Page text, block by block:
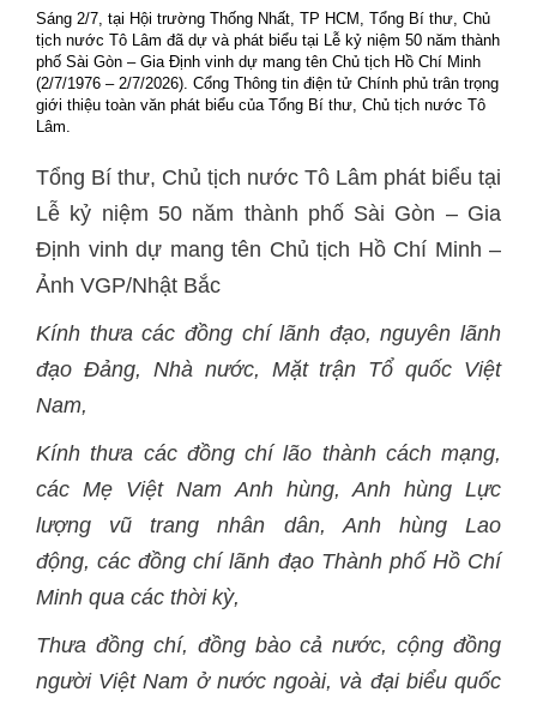
Sáng 2/7, tại Hội trường Thống Nhất, TP HCM, Tổng Bí thư, Chủ
tịch nước Tô Lâm đã dự và phát biểu tại Lễ kỷ niệm 50 năm thành
phố Sài Gòn – Gia Định vinh dự mang tên Chủ tịch Hồ Chí Minh
(2/7/1976 – 2/7/2026). Cổng Thông tin điện tử Chính phủ trân trọng
giới thiệu toàn văn phát biểu của Tổng Bí thư, Chủ tịch nước Tô
Lâm.
Tổng Bí thư, Chủ tịch nước Tô Lâm phát biểu tại
Lễ kỷ niệm 50 năm thành phố Sài Gòn – Gia
Định vinh dự mang tên Chủ tịch Hồ Chí Minh –
Ảnh VGP/Nhật Bắc
Kính thưa các đồng chí lãnh đạo, nguyên lãnh
đạo Đảng, Nhà nước, Mặt trận Tổ quốc Việt
Nam,
Kính thưa các đồng chí lão thành cách mạng,
các Mẹ Việt Nam Anh hùng, Anh hùng Lực
lượng vũ trang nhân dân, Anh hùng Lao
động, các đồng chí lãnh đạo Thành phố Hồ Chí
Minh qua các thời kỳ,
Thưa đồng chí, đồng bào cả nước, cộng đồng
người Việt Nam ở nước ngoài, và đại biểu quốc